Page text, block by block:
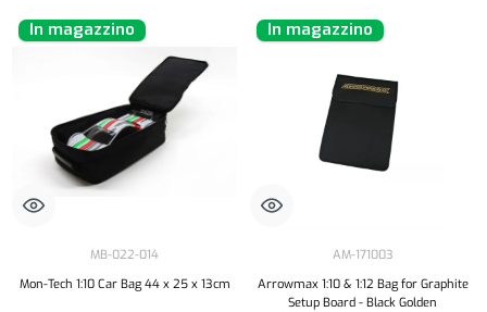
In magazzino
MB-022-014
Mon-Tech 1:10 Car Bag 44 x 25 x 13cm
In magazzino
AM-171003
Arrowmax 1:10 & 1:12 Bag for Graphite
Setup Board - Black Golden